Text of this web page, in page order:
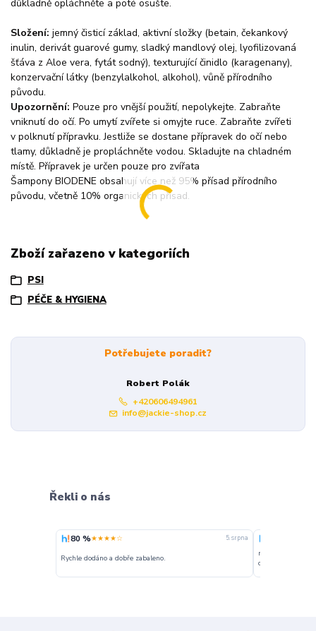
důkladně opláchněte a poté osušte.
Složení: jemný čisticí základ, aktivní složky (betain, čekankový
inulin, derivát guarové gumy, sladký mandlový olej, lyofilizovaná
šťáva z Aloe vera, fytát sodný), texturující činidlo (karagenany),
konzervační látky (benzylalkohol, alkohol), vůně přírodního
původu.
Upozornění: Pouze pro vnější použití, nepolykejte. Zabraňte
vniknutí do očí. Po umytí zvířete si omyjte ruce. Zabraňte zvířeti
v polknutí přípravku. Jestliže se dostane přípravek do očí nebo
tlamy, důkladně je propláchněte vodou. Skladujte na chladném
místě. Přípravek je určen pouze pro zvířata
Šampony BIODENE obsahují více než 95% přísad přírodního
původu, včetně 10% organických přísad.
Zboží zařazeno v kategoriích
PSI
PÉČE & HYGIENA
Potřebujete poradit?
Robert Polák
+420606494961
info@jackie-shop.cz
Řekli o nás
80 %★★★★☆ 5. srpna
Rychle dodáno a dobře zabaleno.
nakupuji
o stavu